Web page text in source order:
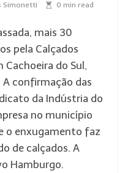
Simonetti 0 min read
mais 30
pela Calçados
do Sul,
A confirmação das
da Indústria do
no município
o enxugamento faz
de calçados. A
Hamburgo.